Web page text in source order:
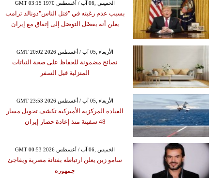
GMT 03:15 1970 الخميس ,06 آب / أغسطس
بسبب عدم رغبته في "قتل الناس"دونالد ترامب
يعلن أنه يفضَل التوصَل إلى إتفاق مع إيران
GMT 20:02 2026 الأربعاء ,05 آب / أغسطس
نصائح مضمونة للحفاظ على صحة النباتات
المنزلية قبل السفر
GMT 23:53 2026 الأربعاء ,05 آب / أغسطس
القيادة المركزية الأميركية تكشف تحويل مسار
48 سفينة منذ إعادة حصار إيران
GMT 00:53 2026 الخميس ,06 آب / أغسطس
سامو زين يعلن ارتباطه بفنانة مصرية ويفاجئ
جمهوره